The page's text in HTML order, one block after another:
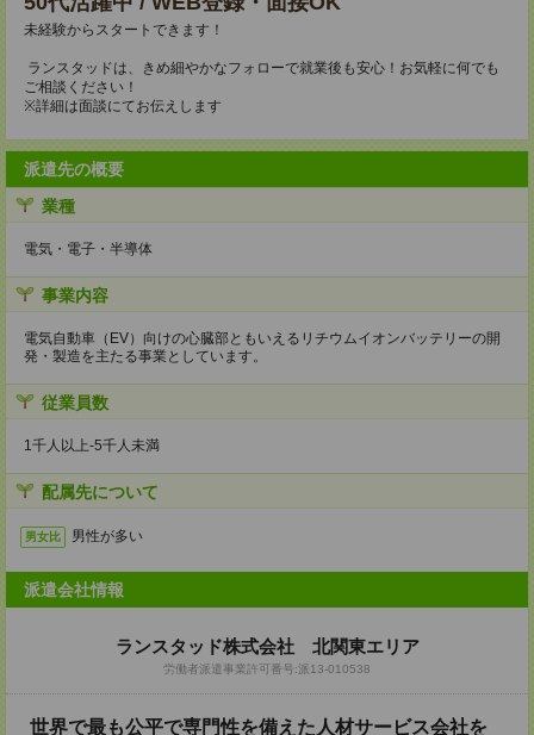
未経験からスタートできます！
ランスタッドは、きめ細やかなフォローで就業後も安心！お気軽に何でも
ご相談ください！
※詳細は面談にてお伝えします
派遣先の概要
業種
電気・電子・半導体
事業内容
電気自動車（EV）向けの心臓部ともいえるリチウムイオンバッテリーの開
発・製造を主たる事業としています。
従業員数
1千人以上‐5千人未満
配属先について
男女比 男性が多い
派遣会社情報
ランスタッド株式会社 北関東エリア
労働者派遣事業許可番号:派13-010538
世界で最も公平で専門性を備えた人材サービス会社を